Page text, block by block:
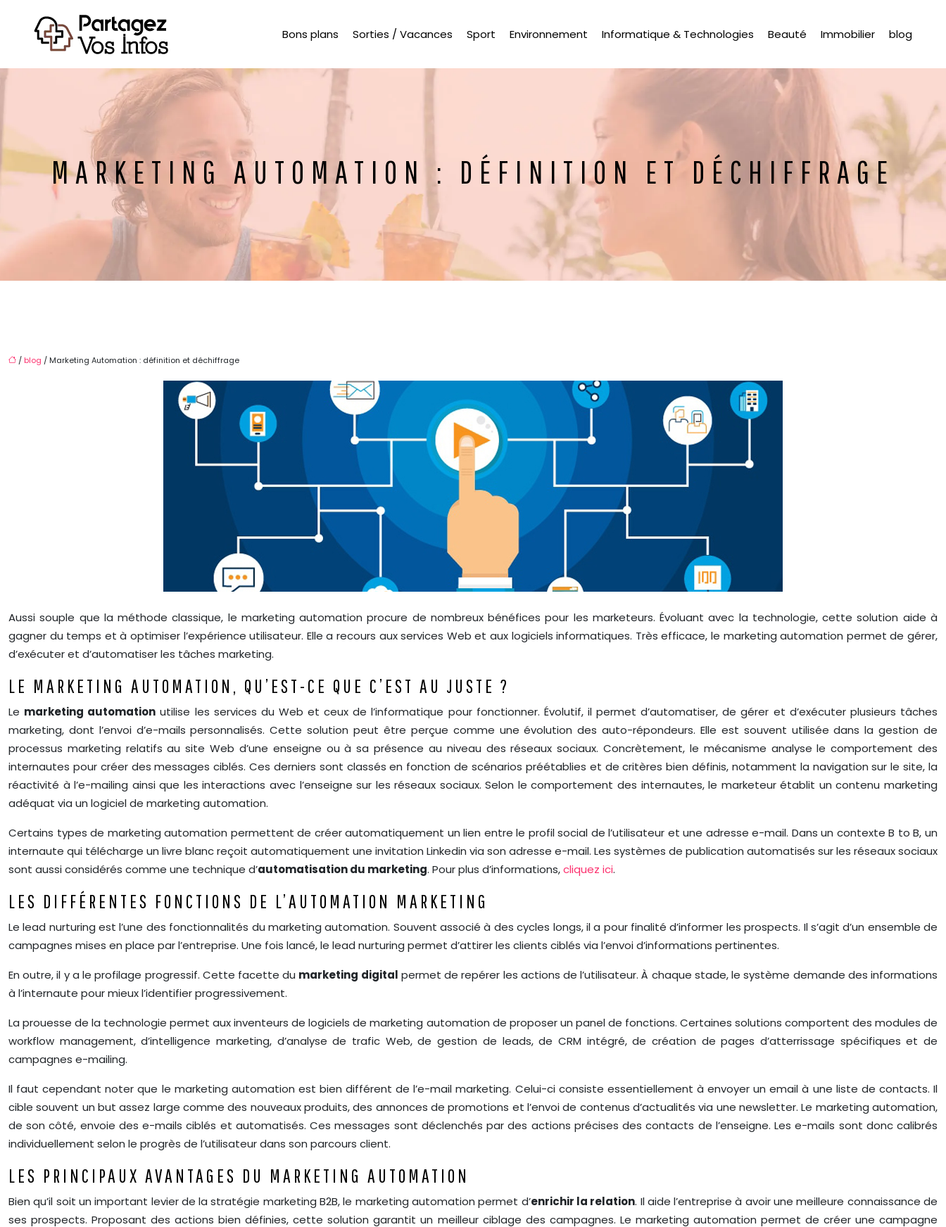
Bons plans Sorties / Vacances Sport Environnement Informatique & Technologies Beauté Immobilier blog
MARKETING AUTOMATION : DÉFINITION ET DÉCHIFFRAGE
/ blog / Marketing Automation : définition et déchiffrage
Aussi souple que la méthode classique, le marketing automation procure de nombreux bénéfices pour les marketeurs. Évoluant avec la technologie, cette solution aide à
gagner du temps et à optimiser l’expérience utilisateur. Elle a recours aux services Web et aux logiciels informatiques. Très efficace, le marketing automation permet de gérer,
d’exécuter et d’automatiser les tâches marketing.
LE MARKETING AUTOMATION, QU’EST-CE QUE C’EST AU JUSTE ?
Le marketing automation utilise les services du Web et ceux de l’informatique pour fonctionner. Évolutif, il permet d’automatiser, de gérer et d’exécuter plusieurs tâches
marketing, dont l’envoi d’e-mails personnalisés. Cette solution peut être perçue comme une évolution des auto-répondeurs. Elle est souvent utilisée dans la gestion de
processus marketing relatifs au site Web d’une enseigne ou à sa présence au niveau des réseaux sociaux. Concrètement, le mécanisme analyse le comportement des
internautes pour créer des messages ciblés. Ces derniers sont classés en fonction de scénarios préétablies et de critères bien définis, notamment la navigation sur le site, la
réactivité à l’e-mailing ainsi que les interactions avec l’enseigne sur les réseaux sociaux. Selon le comportement des internautes, le marketeur établit un contenu marketing
adéquat via un logiciel de marketing automation.
Certains types de marketing automation permettent de créer automatiquement un lien entre le profil social de l’utilisateur et une adresse e-mail. Dans un contexte B to B, un
internaute qui télécharge un livre blanc reçoit automatiquement une invitation Linkedin via son adresse e-mail. Les systèmes de publication automatisés sur les réseaux sociaux
sont aussi considérés comme une technique d’automatisation du marketing. Pour plus d’informations,cliquez ici.
LES DIFFÉRENTES FONCTIONS DE L’AUTOMATION MARKETING
Le lead nurturing est l’une des fonctionnalités du marketing automation. Souvent associé à des cycles longs, il a pour finalité d’informer les prospects. Il s’agit d’un ensemble de
campagnes mises en place par l’entreprise. Une fois lancé, le lead nurturing permet d’attirer les clients ciblés via l’envoi d’informations pertinentes.
En outre, il y a le profilage progressif. Cette facette du marketing digital permet de repérer les actions de l’utilisateur. À chaque stade, le système demande des informations
à l’internaute pour mieux l’identifier progressivement.
La prouesse de la technologie permet aux inventeurs de logiciels de marketing automation de proposer un panel de fonctions. Certaines solutions comportent des modules de
workflow management, d’intelligence marketing, d’analyse de trafic Web, de gestion de leads, de CRM intégré, de création de pages d’atterrissage spécifiques et de
campagnes e-mailing.
Il faut cependant noter que le marketing automation est bien différent de l’e-mail marketing. Celui-ci consiste essentiellement à envoyer un email à une liste de contacts. Il
cible souvent un but assez large comme des nouveaux produits, des annonces de promotions et l’envoi de contenus d’actualités via une newsletter. Le marketing automation,
de son côté, envoie des e-mails ciblés et automatisés. Ces messages sont déclenchés par des actions précises des contacts de l’enseigne. Les e-mails sont donc calibrés
individuellement selon le progrès de l’utilisateur dans son parcours client.
LES PRINCIPAUX AVANTAGES DU MARKETING AUTOMATION
Bien qu’il soit un important levier de la stratégie marketing B2B, le marketing automation permet d’enrichir la relation. Il aide l’entreprise à avoir une meilleure connaissance de
ses prospects. Proposant des actions bien définies, cette solution garantit un meilleur ciblage des campagnes. Le marketing automation permet de créer une campagne